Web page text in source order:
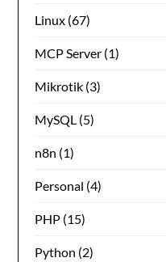
Linux (67)
MCP Server (1)
Mikrotik (3)
MySQL (5)
n8n (1)
Personal (4)
PHP (15)
Python (2)